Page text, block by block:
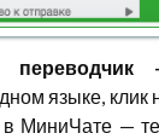
языке, клик
МиниЧате —